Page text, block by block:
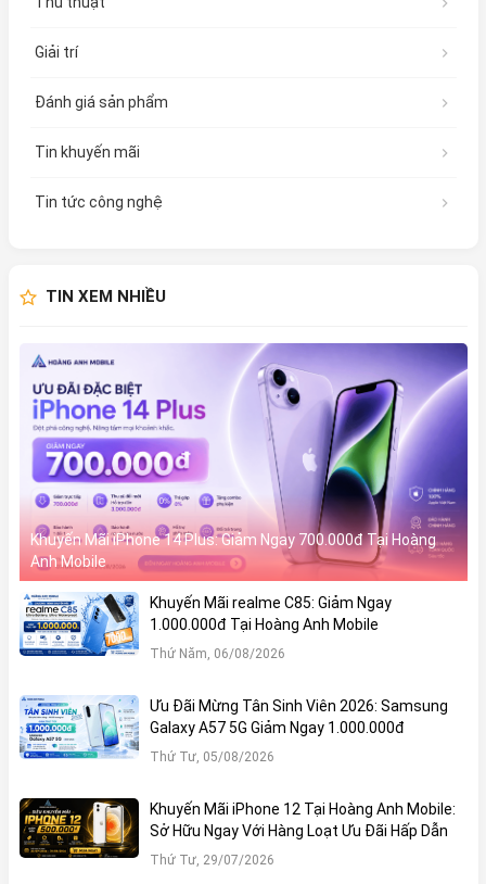
Giải trí
Đánh giá sản phẩm
Tin khuyến mãi
Tin tức công nghệ
TIN XEM NHIỀU
Khuyến Mãi iPhone 14 Plus: Giảm Ngay 700.000đ Tại Hoàng
Anh Mobile
Khuyến Mãi realme C85: Giảm Ngay
1.000.000đ Tại Hoàng Anh Mobile
Thứ Năm, 06/08/2026
Ưu Đãi Mừng Tân Sinh Viên 2026: Samsung
Galaxy A57 5G Giảm Ngay 1.000.000đ
Thứ Tư, 05/08/2026
Khuyến Mãi iPhone 12 Tại Hoàng Anh Mobile:
Sở Hữu Ngay Với Hàng Loạt Ưu Đãi Hấp Dẫn
Thứ Tư, 29/07/2026